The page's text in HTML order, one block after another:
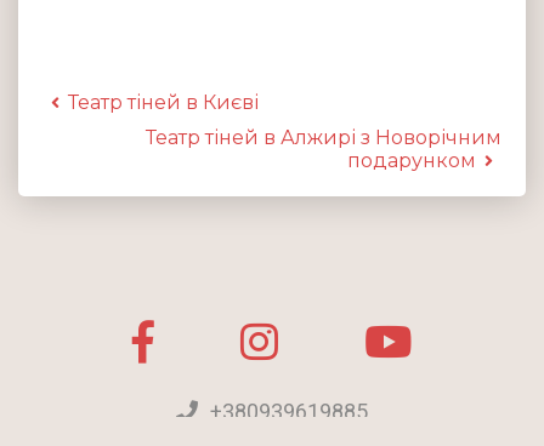
Театр тіней в Києві
Театр тіней в Алжирі з Новорічним
подарунком
+380939619885